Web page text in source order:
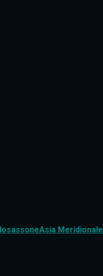
Asia Meridionale